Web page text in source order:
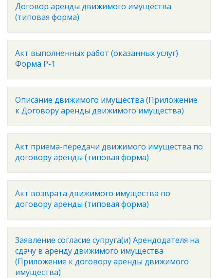
Договор аренды движимого имущества
(типовая форма)
Акт выполненных работ (оказанных услуг)
Форма Р-1
Описание движимого имущества (Приложение
к Договору аренды движимого имущества)
Акт приема-передачи движимого имущества по
договору аренды (типовая форма)
Акт возврата движимого имущества по
договору аренды (типовая форма)
Заявление согласие супруга(и) Арендодателя на
сдачу в аренду движимого имущества
(Приложение к договору аренды движимого
имущества)